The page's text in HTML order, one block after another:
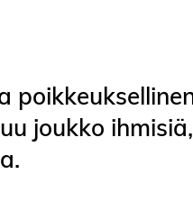
joukko